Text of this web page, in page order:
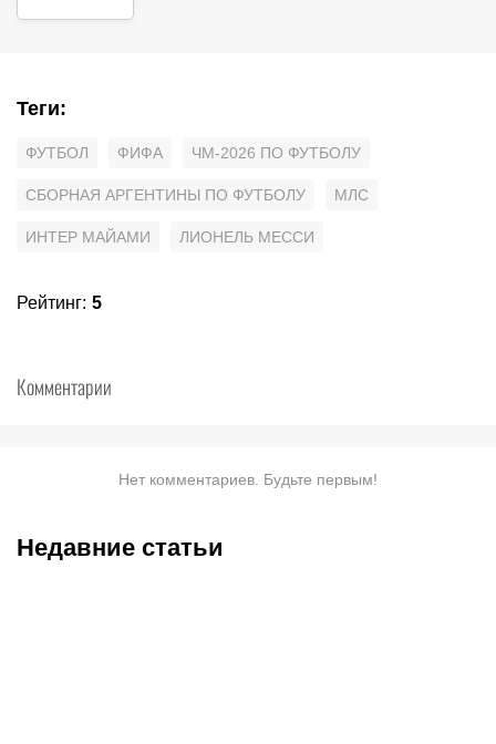
Теги:
ФУТБОЛ ФИФА ЧМ-2026 ПО ФУТБОЛУ
СБОРНАЯ АРГЕНТИНЫ ПО ФУТБОЛУ МЛС
ИНТЕР МАЙАМИ ЛИОНЕЛЬ МЕССИ
Рейтинг: 5
Комментарии
Нет комментариев. Будьте первым!
Недавние статьи